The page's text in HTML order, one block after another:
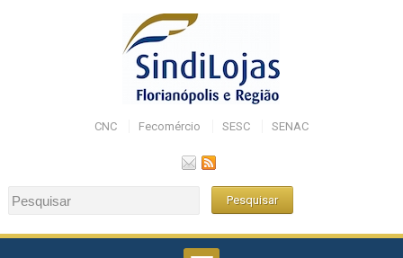
CNC Fecomércio SESC SENAC